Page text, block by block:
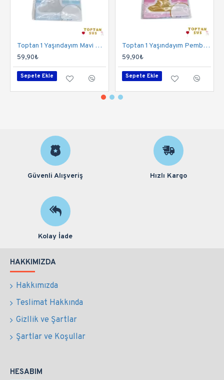
Toptan 1 Yaşındayım Mavi Masa Örtüsü 120x180 Cm
59,90₺
Sepete Ekle
Toptan 1 Yaşındayım Pembe Masa Örtüsü 120x180 Cm
59,90₺
Sepete Ekle
Güvenli Alışveriş Hızlı Kargo
Kolay İade
HAKKIMIZDA
Hakkımızda
Teslimat Hakkında
Gizllik ve Şartlar
Şartlar ve Koşullar
HESABIM